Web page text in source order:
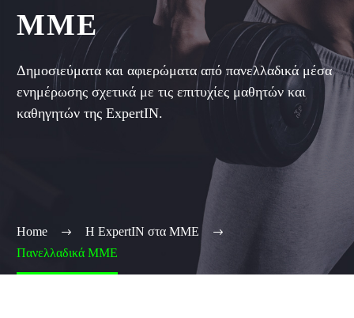
ΜΜΕ
Δημοσιεύματα και αφιερώματα από πανελλαδικά μέσα
ενημέρωσης σχετικά με τις επιτυχίες μαθητών και
καθηγητών της ExpertIN.
Home
H ExpertIN στα ΜΜΕ
Πανελλαδικά ΜΜΕ